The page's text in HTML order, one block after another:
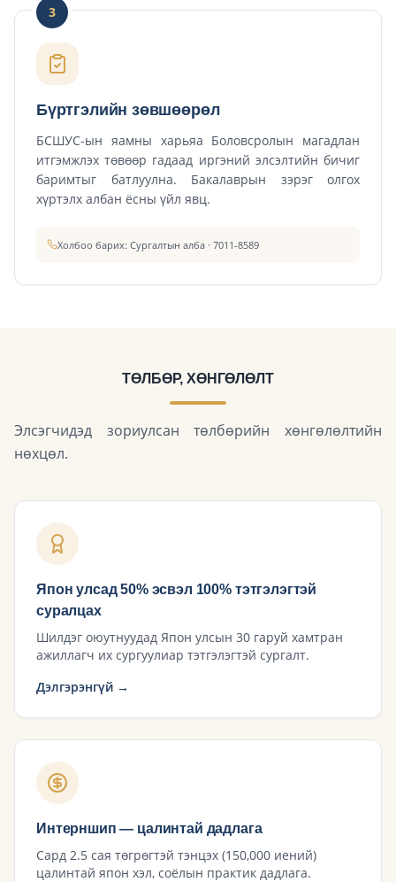
3
Бүртгэлийн зөвшөөрөл
БСШУС-ын яамны харьяа Боловсролын магадлан
итгэмжлэх төвөөр гадаад иргэний элсэлтийн бичиг
баримтыг батлуулна. Бакалаврын зэрэг олгох
хүртэлх албан ёсны үйл явц.
Холбоо барих: Сургалтын алба · 7011-8589
ТӨЛБӨР, ХӨНГӨЛӨЛТ
Элсэгчидэд зориулсан төлбөрийн хөнгөлөлтийн
нөхцөл.
Япон улсад 50% эсвэл 100% тэтгэлэгтэй
суралцах
Шилдэг оюутнуудад Япон улсын 30 гаруй хамтран
ажиллагч их сургуулиар тэтгэлэгтэй сургалт.
Дэлгэрэнгүй →
Интерншип — цалинтай дадлага
Сард 2.5 сая төгрөгтэй тэнцэх (150,000 иений)
цалинтай япон хэл, соёлын практик дадлага.